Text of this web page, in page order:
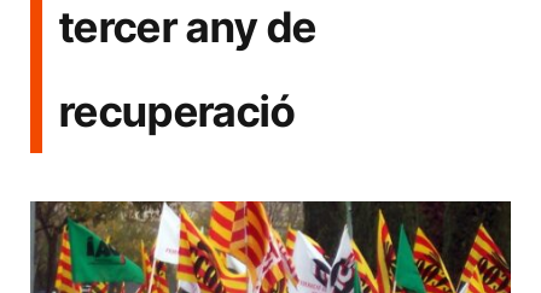
tercer any de
recuperació